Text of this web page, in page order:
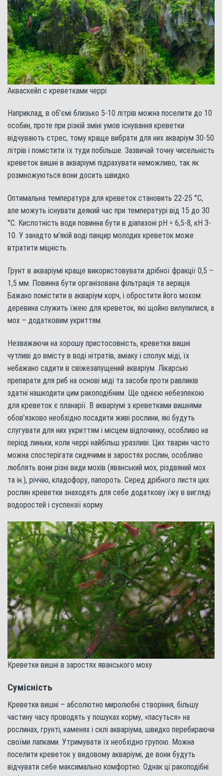
Акваскейп с креветками черрі
Наприклад, в об’ємі близько 5-10 літрів можна поселити до 10
особин, проте при різкій зміні умов існування креветки
відчувають стрес, тому краще вибрати для них акваріум 30-50
літрів і помістити їх туди побільше. Зазвичай точну чисельність
креветок вишні в акваріумі підрахувати неможливо, так як
розмножуються вони досить швидко.
Оптимальна температура для креветок становить 22-25 °С,
але можуть існувати деякий час при температурі від 15 до 30
°С. Кислотність води повинна бути в діапазоні pH = 6,5-8, кН 3-
10. У занадто м’якій воді панцир молодих креветок може
втратити міцність.
Грунт в акваріумі краще використовувати дрібної фракції 0,5 –
1,5 мм. Повинна бути організована фільтрація та аерація.
Бажано помістити в акваріум корч, і обростити його мохом:
деревина служить їжею для креветок, які щойно вилупилися, а
мох – додатковим укриттям.
Незважаючи на хорошу пристосовність, креветки вишні
чутливі до вмісту в воді нітратів, аміаку і сполук міді, їх
небажано садити в свіжезапущений акваріум. Лікарські
препарати для риб на основі міді та засоби проти равликів
здатні нашкодити цим ракоподібним. Ще однією небезпекою
для креветок є планарії. В акваріумі з креветками вишнями
обов’язково необхідно посадити живі рослини, які будуть
слугувати для них укриттям і місцем відпочинку, особливо на
період линьки, коли черрі найбільш уразливі. Цих тварин часто
можна спостерігати сидячими в заростях рослин, особливо
люблять вони різні види мохів (яванський мох, різдвяний мох
та ін.), річчію, кладофору, папороть. Серед дрібного листя цих
рослин креветки знаходять для себе додаткову їжу в вигляді
водоростей і суспензії корму.
Креветки вишні в заростях яванського моху
Сумісність
Креветки вишні – абсолютно миролюбні створіння, більшу
частину часу проводять у пошуках корму, «пасуться» на
рослинах, грунті, каменях і склі акваріума, швидко перебираючи
своїми лапками. Утримувати їх необхідно групою. Можна
поселити креветок у видовому акваріумі, де вони будуть
відчувати себе максимально комфортно. Однак ці ракоподібні